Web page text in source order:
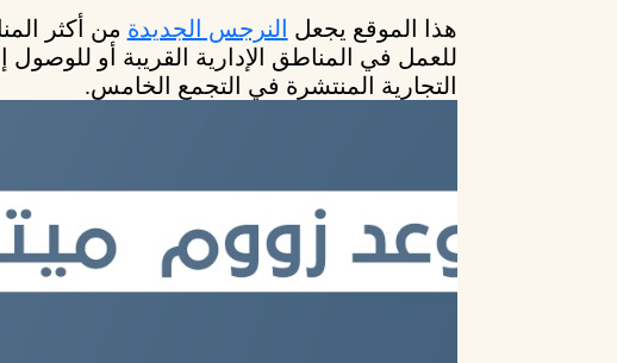
هذا الموقع يجعل النرجس الجديدة من أكثر
للعمل في المناطق الإدارية القريبة أو
التجارية المنتشرة في التجمع الخامس.